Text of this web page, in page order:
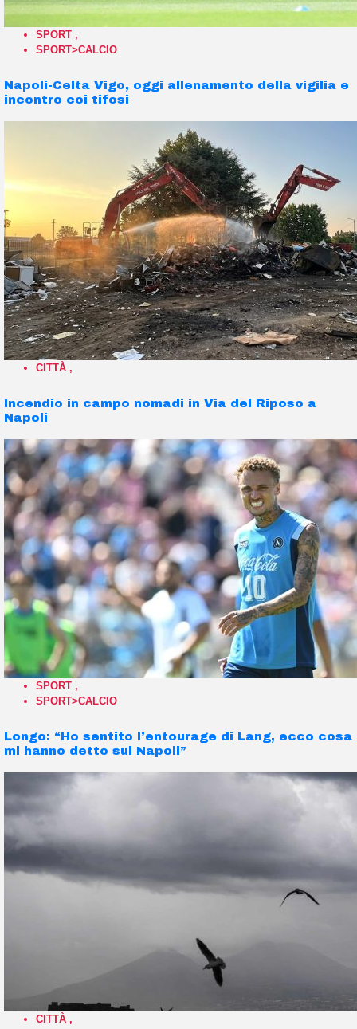
SPORT ,
SPORT>CALCIO
Napoli-Celta Vigo, oggi allenamento della vigilia e
incontro coi tifosi
CITTÀ ,
Incendio in campo nomadi in Via del Riposo a
Napoli
SPORT ,
SPORT>CALCIO
Longo: “Ho sentito l’entourage di Lang, ecco cosa
mi hanno detto sul Napoli”
CITTÀ ,